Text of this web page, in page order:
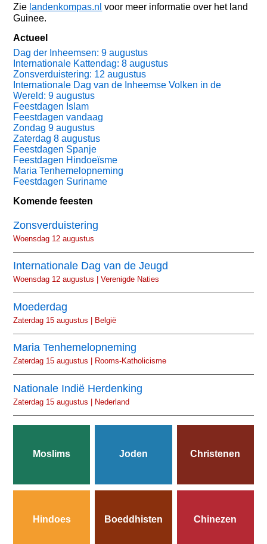
Zie landenkompas.nl voor meer informatie over het land
Guinee.
Actueel
Dag der Inheemsen: 9 augustus
Internationale Kattendag: 8 augustus
Zonsverduistering: 12 augustus
Internationale Dag van de Inheemse Volken in de
Wereld: 9 augustus
Feestdagen Islam
Feestdagen vandaag
Zondag 9 augustus
Zaterdag 8 augustus
Feestdagen Spanje
Feestdagen Hindoeïsme
Maria Tenhemelopneming
Feestdagen Suriname
Komende feesten
Zonsverduistering
Woensdag 12 augustus
Internationale Dag van de Jeugd
Woensdag 12 augustus | Verenigde Naties
Moederdag
Zaterdag 15 augustus | België
Maria Tenhemelopneming
Zaterdag 15 augustus | Rooms-Katholicisme
Nationale Indië Herdenking
Zaterdag 15 augustus | Nederland
Moslims Joden Christenen
Hindoes Boeddhisten Chinezen